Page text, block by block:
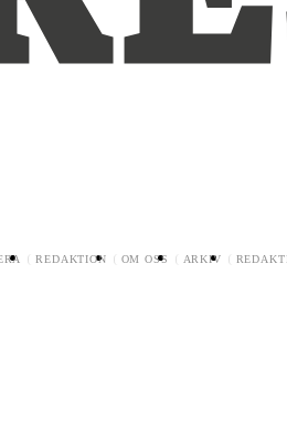
REDAKTION OM OSS ARKIV